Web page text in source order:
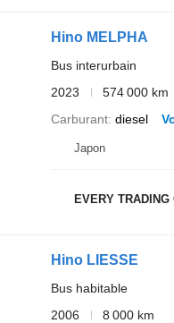
Hino MELPHA
Bus interurbain
2023
574 000 km
Carburant diesel
Japon
EVERY TRADING
Hino LIESSE
Bus habitable
2006
8 000 km